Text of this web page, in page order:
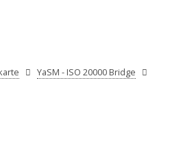
YaSM - ISO 20000 Bridge